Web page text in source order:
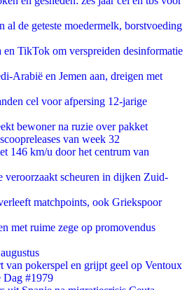
de geteste moedermelk, borstvoeding
TikTok om verspreiden desinformatie
Arabië en Jemen aan, dreigen met
cel voor afpersing 12-jarige
bewoner na ruzie over pakket
van week 32
146 km/u door het centrum van
veroorzaakt scheuren in dijken Zuid-
matchpoints, ook Griekspoor
met ruime zege op promovendus
van pokerspel en grijpt geel op Ventoux
Dag #1979